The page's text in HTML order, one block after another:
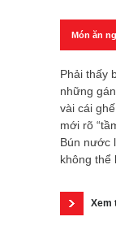
Món ăn
Phải thấy
những
vài cái
mới rõ
Bún nước
không thể
Xem